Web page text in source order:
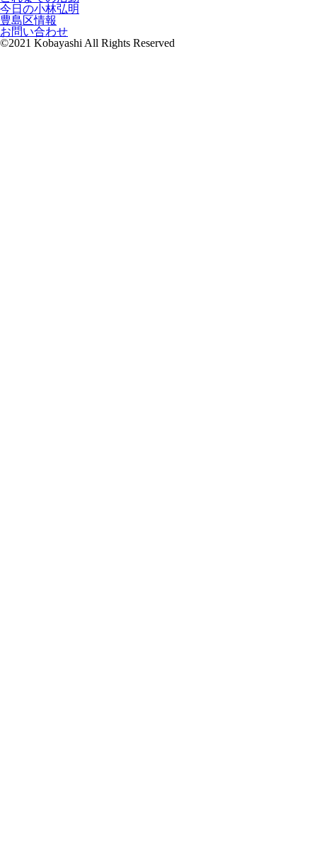
今日の小林弘明
豊島区情報
お問い合わせ
©2021 Kobayashi All Rights Reserved